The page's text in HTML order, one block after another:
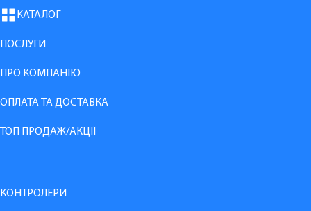
КАТАЛОГ
ПОСЛУГИ
ПРО КОМПАНІЮ
ОПЛАТА ТА ДОСТАВКА
ТОП ПРОДАЖ/АКЦІЇ
КОНТРОЛЕРИ